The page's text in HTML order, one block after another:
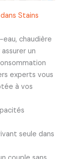
Stains
chaudière
un
experts vous
à vos
seule dans